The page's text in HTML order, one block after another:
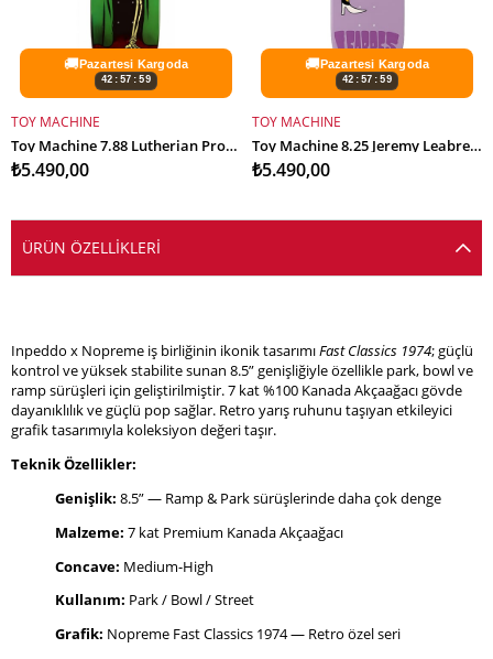
🚚Pazartesi Kargoda
42:57:59
SEPETE EKLE
TOY MACHINE
Toy Machine 7.88 Lutherian Profesyonel Kaykay Tahtası
₺5.490,00
🚚Pazartesi Kargoda
42:57:59
SEPETE EKLE
TOY MACHINE
Toy Machine 8.25 Jeremy Leabres Deck Profesyonel Kaykay Tahtası
₺5.490,00
ÜRÜN ÖZELLIKLERI
Inpeddo x Nopreme iş birliğinin ikonik tasarımıFast Classics 1974; güçlü
kontrol ve yüksek stabilite sunan 8.5” genişliğiyle özellikle park, bowl ve
ramp sürüşleri için geliştirilmiştir. 7 kat %100 Kanada Akçaağacı gövde
dayanıklılık ve güçlü pop sağlar. Retro yarış ruhunu taşıyan etkileyici
grafik tasarımıyla koleksiyon değeri taşır.
Teknik Özellikler:
Genişlik: 8.5” — Ramp & Park sürüşlerinde daha çok denge
Malzeme: 7 kat Premium Kanada Akçaağacı
Concave: Medium-High
Kullanım: Park / Bowl / Street
Grafik: Nopreme Fast Classics 1974 — Retro özel seri